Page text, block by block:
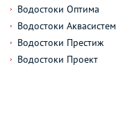
Водостоки Оптима
Водостоки Аквасистем
Водостоки Престиж
Водостоки Проект